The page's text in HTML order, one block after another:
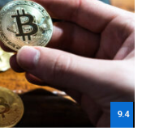
9.4